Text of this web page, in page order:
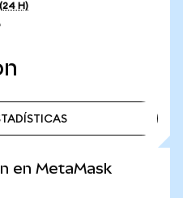
(24 H)
en MetaMask